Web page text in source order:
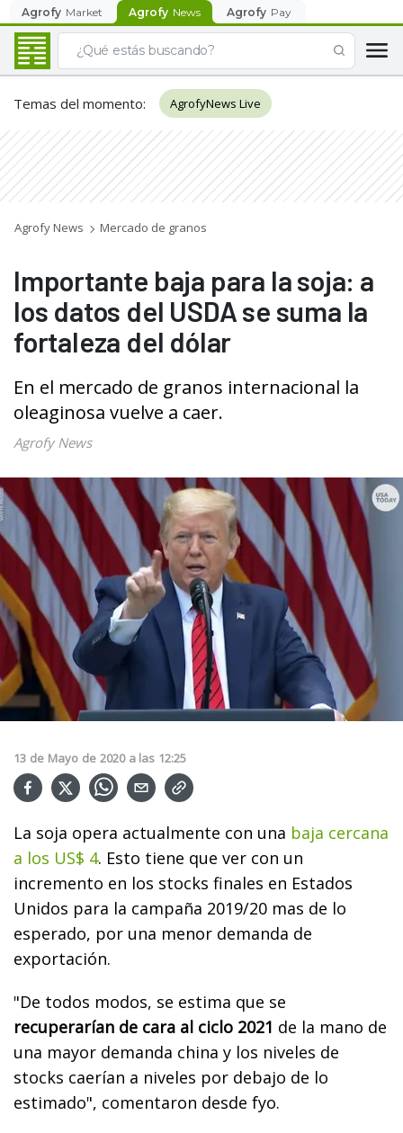
Agrofy Market Agrofy News Agrofy Pay
Temas del momento: AgrofyNews Live
Agrofy News Mercado de granos
Importante baja para la soja: a
los datos del USDA se suma la
fortaleza del dólar
En el mercado de granos internacional la
oleaginosa vuelve a caer.
Agrofy News
13 de Mayo de 2020 a las 12:25
La soja opera actualmente con una baja cercana
a los US$ 4. Esto tiene que ver con un
incremento en los stocks finales en Estados
Unidos para la campaña 2019/20 mas de lo
esperado, por una menor demanda de
exportación.
"De todos modos, se estima que se
recuperarían de cara al ciclo 2021 de la mano de
una mayor demanda china y los niveles de
stocks caerían a niveles por debajo de lo
estimado", comentaron desde fyo.